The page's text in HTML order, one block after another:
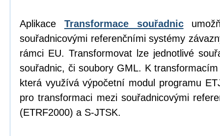
Aplikace Transformace souřadnic
souřadnicovými referenčními systémy
rámci EU. Transformovat lze jednotlivé
souřadnic, či soubory GML. K
která využívá výpočetní modul programu
pro transformaci mezi souřadnicovými
(ETRF2000) a S-JTSK.